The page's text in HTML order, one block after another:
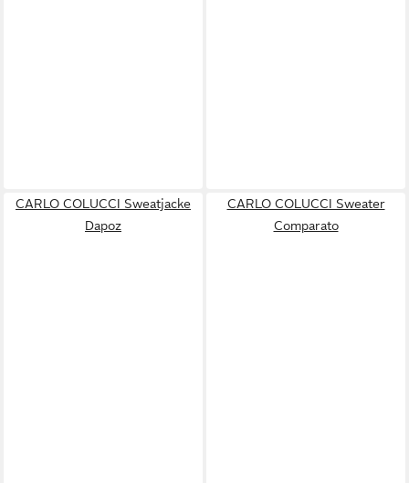
CARLO COLUCCI Sweatjacke
Dapoz
CARLO COLUCCI Sweater
Comparato